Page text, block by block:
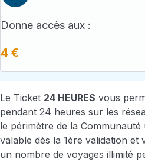
Donne accès aux :
4 €
Le Ticket 24 HEURES vous
pendant 24 heures sur les
le périmètre de la
valable dès la 1ère validation
un nombre de voyages illimité